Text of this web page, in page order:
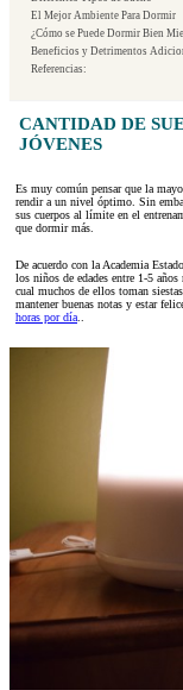
El Mejor Ambiente Para Dormir
¿Cómo se Puede Dormir Bien
Beneficios y Detrimentos
Referencias:
CANTIDAD DE
JÓVENES
Es muy común pensar que la
rendir a un nivel óptimo. Sin
sus cuerpos al límite en el
que dormir más.
De acuerdo con la Academia
los niños de edades entre 1-5
cual muchos de ellos toman
mantener buenas notas y estar
horas por día